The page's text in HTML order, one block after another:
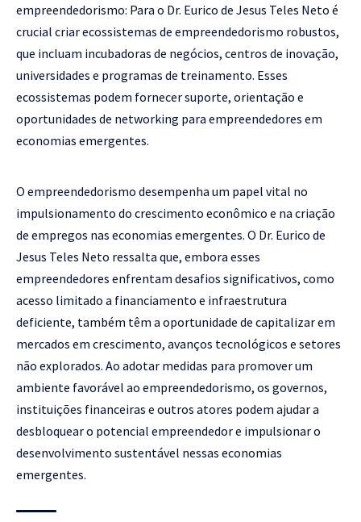
empreendedorismo: Para o Dr. Eurico de Jesus Teles Neto é
crucial criar ecossistemas de empreendedorismo robustos,
que incluam incubadoras de negócios, centros de inovação,
universidades e programas de treinamento. Esses
ecossistemas podem fornecer suporte, orientação e
oportunidades de networking para empreendedores em
economias emergentes.
O empreendedorismo desempenha um papel vital no
impulsionamento do crescimento econômico e na criação
de empregos nas economias emergentes. O Dr. Eurico de
Jesus Teles Neto ressalta que, embora esses
empreendedores enfrentam desafios significativos, como
acesso limitado a financiamento e infraestrutura
deficiente, também têm a oportunidade de capitalizar em
mercados em crescimento, avanços tecnológicos e setores
não explorados. Ao adotar medidas para promover um
ambiente favorável ao empreendedorismo, os governos,
instituições financeiras e outros atores podem ajudar a
desbloquear o potencial empreendedor e impulsionar o
desenvolvimento sustentável nessas economias
emergentes.